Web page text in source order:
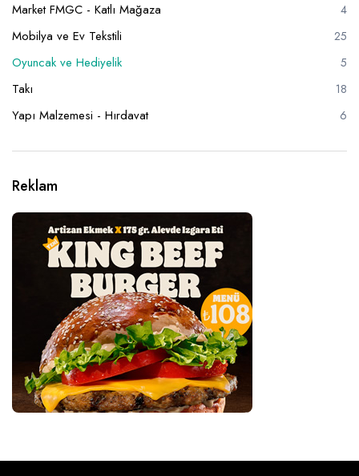
Market FMGC - Katlı Mağaza 4
Mobilya ve Ev Tekstili 25
Oyuncak ve Hediyelik 5
Takı 18
Yapı Malzemesi - Hırdavat 6
Reklam